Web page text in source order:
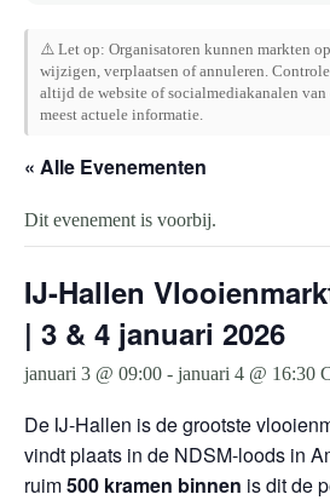
⚠️ Let op: Organisatoren kunnen markten
wijzigen, verplaatsen of annuleren.
altijd de website of socialmediakanalen
meest actuele informatie.
« Alle Evenementen
Dit evenement is voorbij.
IJ-Hallen
| 3 & 4 januari 2026
januari 3 @ 09:00 - januari 4 @ 16:30
De IJ-Hallen is de grootste
vindt plaats in de NDSM-loods in
ruim500 kramen binnen is dit de